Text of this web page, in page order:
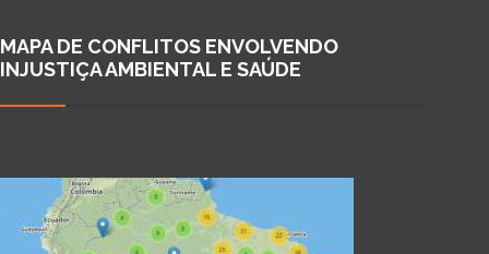
MAPA DE CONFLITOS ENVOLVENDO
INJUSTIÇA AMBIENTAL E SAÚDE